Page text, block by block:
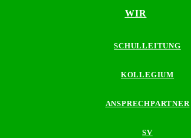
WIR
SCHULLEITUNG
KOLLEGIUM
ANSPRECHPARTNER
SV